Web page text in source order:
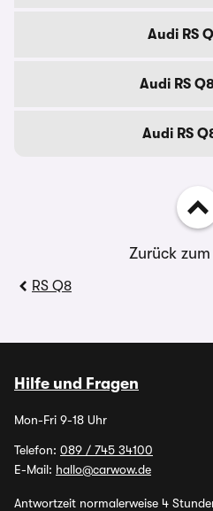
Audi RS
Audi RS
Audi RS
Zurück
RS Q8
Hilfe und Fragen
Mon-Fri 9-18 Uhr
Telefon: 089 / 745 34100
E-Mail: hallo@carwow.de
Antwortzeit normalerweise 4